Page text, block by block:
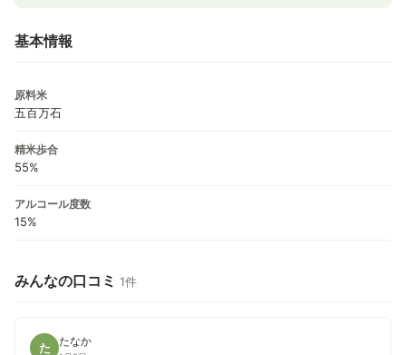
基本情報
原料米
五百万石
精米歩合
55%
アルコール度数
15%
みんなの口コミ 1件
た たなか